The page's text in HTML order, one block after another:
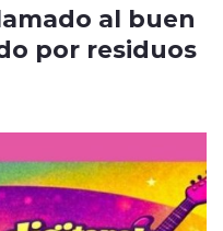
al buen
por residuos